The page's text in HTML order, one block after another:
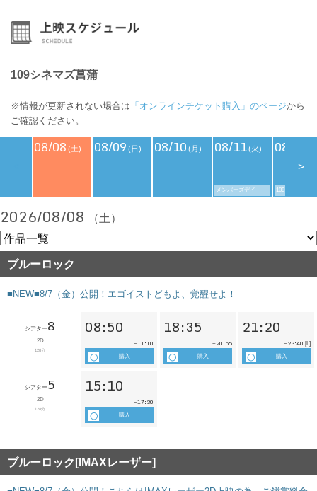
109シネマズ菖蒲
※情報が更新されない場合は 「オンラインチケット購入」のページから
ご確認ください。
08/08 (土) 08/09 (日) 08/10 (月) 08/11(火)
メンバーズデイ
08/12
109シネマズデ
>